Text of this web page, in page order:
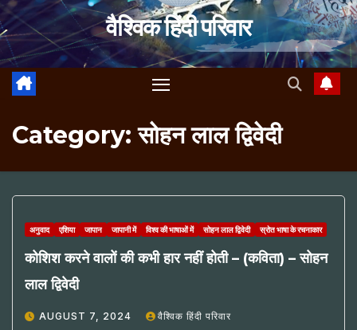
वैश्विक हिंदी परिवार
Category:सोहन लाल द्विवेदी
अनुवाद एशिया जापान जापानी में विश्व की भाषाओं में सोहन लाल द्विवेदी स्रोत भाषा के रचनाकार
कोशिश करने वालों की कभी हार नहीं होती – (कविता) – सोहन
लाल द्विवेदी
AUGUST 7, 2024 वैश्विक हिंदी परिवार